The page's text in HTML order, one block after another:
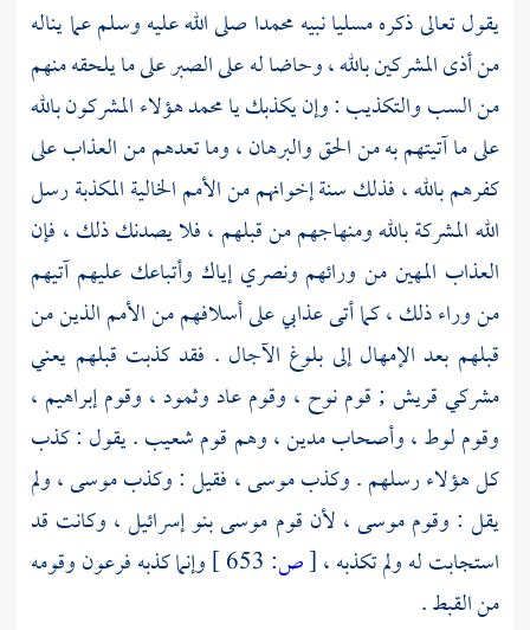
يقول تعالى ذكره مسليا نبيهمحمدا صلى الله عليه وسلم عما يناله
من أذى المشركين بالله ، وحاضا له على الصبر على ما يلحقه منهم
من السب والتكذيب : وإن يكذبك يامحمدهؤلاء المشركون بالله
على ما آتيتهم به من الحق والبرهان ، وما تعدهم من العذاب على
كفرهم بالله ، فذلك سنة إخوانهم من الأمم الخالية المكذبة رسل
الله المشركة بالله ومنهاجهم من قبلهم ، فلا يصدنك ذلك ، فإن
العذاب المهين من ورائهم ونصري إياك وأتباعك عليهم آتيهم
من وراء ذلك ، كما أتى عذابي على أسلافهم من الأمم الذين من
قبلهم بعد الإمهال إلى بلوغ الآجال . فقد كذبت قبلهم يعني
مشركيقريش; قوم نوح ، وقوم عادوثمود، وقوم إبراهيم ،
وقوم لوط ،وأصحاب مدين، وهم قوم شعيب. يقول : كذب
كل هؤلاء رسلهم . وكذبموسى ، فقيل : وكذبموسى ،ولم
يقل : وقوم موسى، لأن قوم موسىبنو إسرائيل، وكانت قد
استجابت له ولم تكذبه ،[ص: وإنما كذبهفرعونوقومه
من القبط .